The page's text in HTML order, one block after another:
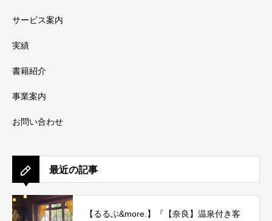
サービス案内
実績
書籍紹介
事業案内
お問い合わせ
最近の記事
【るるぶ&more.】『【奈良】温泉付き客